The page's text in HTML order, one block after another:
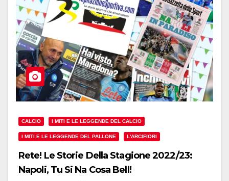
CALCIO I MITI E LE LEGGENDE DEL CALCIO
I MITI E LE LEGGENDE DEL PALLONE L'ARCIFIORI
Rete! Le Storie Della Stagione 2022/23:
Napoli, Tu Si Na Cosa Bell!